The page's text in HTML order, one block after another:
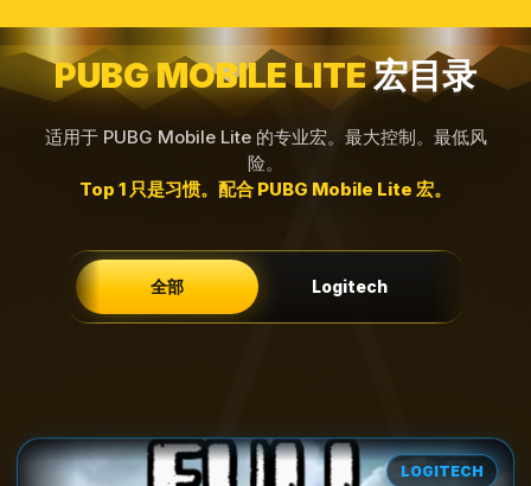
PUBG MOBILE LITE宏目录
适用于 PUBG Mobile Lite 的专业宏。最大控制。最低风
险。
Top 1 只是习惯。配合 PUBG Mobile Lite 宏。
全部 Logitech
LOGITECH